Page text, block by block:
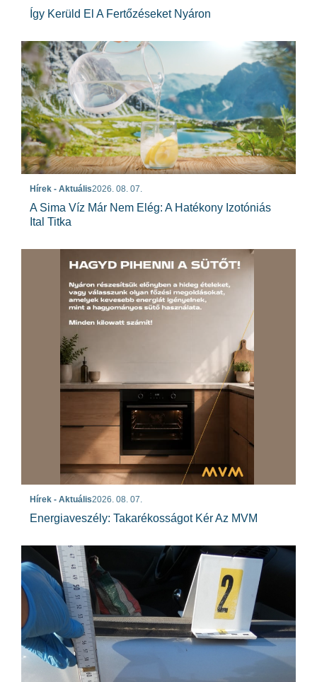
Így Kerüld El A Fertőzéseket Nyáron
Hírek - Aktuális2026. 08. 07.
A Sima Víz Már Nem Elég: A Hatékony Izotóniás
Ital Titka
Hírek - Aktuális2026. 08. 07.
Energiaveszély: Takarékosságot Kér Az MVM